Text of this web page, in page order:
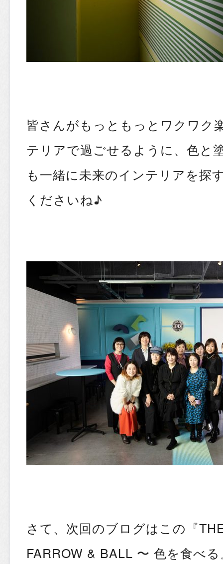
皆さんがもっともっとワクワク
テリアで過ごせるように、色と
も一緒に未来のインテリアを探
くださいね♪
さて、次回のブログはこの『
FARROW & BALL 〜 色を食べ